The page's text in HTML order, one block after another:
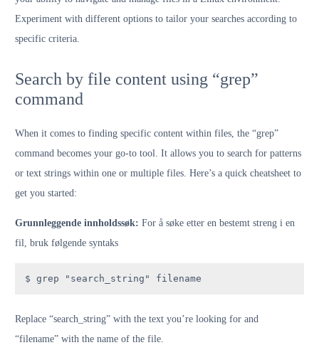
Experiment with different options to tailor your searches according to
specific criteria.
Search by file content using “grep”
command
When it comes to finding specific content within files, the “grep”
command becomes your go-to tool. It allows you to search for patterns
or text strings within one or multiple files. Here’s a quick cheatsheet to
get you started:
Grunnleggende innholdssøk: For å søke etter en bestemt streng i en
fil, bruk følgende syntaks
$ grep "search_string" filename
Replace “search_string” with the text you’re looking for and
“filename” with the name of the file.